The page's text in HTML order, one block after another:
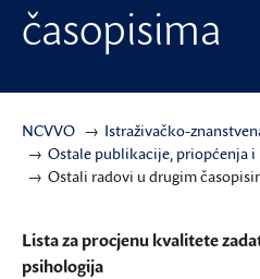
časopisima
NCVVO
Istraživačko-
Ostale publikacije, priopćenja i
Ostali radovi u drugim
Lista za procjenu kvalitete
psihologija